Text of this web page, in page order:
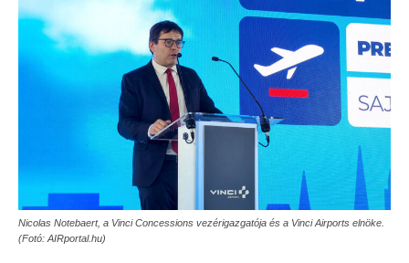
Nicolas Notebaert, a Vinci Concessions vezérigazgatója és a Vinci Airports elnöke.
(Fotó: AIRportal.hu)